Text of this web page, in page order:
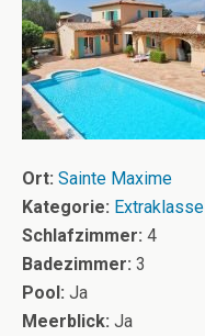
Ort: Sainte Maxime
Kategorie: Extraklasse
Schlafzimmer: 4
Badezimmer: 3
Pool: Ja
Meerblick: Ja